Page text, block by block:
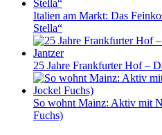
Italien am Markt: Das
Stella“
25 Jahre Frankfurter Hof –
So wohnt Mainz: Aktiv mit
Fuchs)